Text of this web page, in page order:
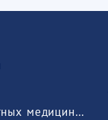
Информация о платных медицинских услугах, предоставляемых медицинской организацией